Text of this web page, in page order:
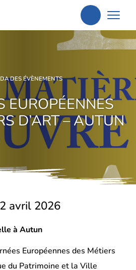
Aller
à
la
DES ÉVÈNEMENTS
EUROPÉENNES
D’ART – AUTUN
avril 2026
à Autun
Européennes des Métiers
du Patrimoine et la Ville